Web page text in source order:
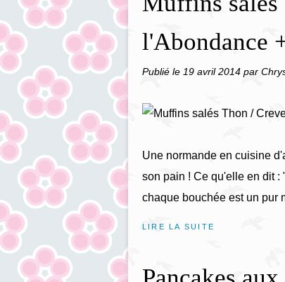
l'Abondance
Publié le 19 avril 2014 par
Une normande en cuisine
son pain ! Ce qu'elle en dit
chaque bouchée est un pur
LIRE LA SUITE